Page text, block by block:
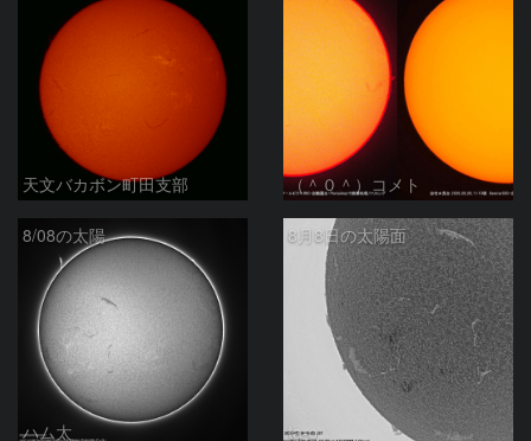
天文バカボン町田支部 （＾０＾）コメト
8/08の太陽
ハム太
8月8日の太陽面
ta-o